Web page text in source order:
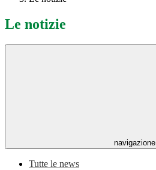
Le notizie
navigazione
Tutte le news